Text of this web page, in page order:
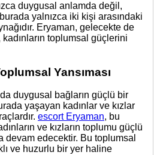
duygusal anlamda değil,
yalnızca iki kişi arasındaki
Eryaman, gelecekte de
toplumsal güçlerini
Yansıması
duygusal bağların güçlü bir
yaşayan kadınlar ve kızlar
escort Eryaman, bu
ve kızların toplumu güçlü
devam edecektir. Bu toplumsal
ve huzurlu bir yer haline